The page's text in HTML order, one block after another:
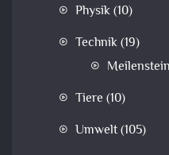
Physik(10)
Technik(19)
Tiere (10)
Umwelt(105)